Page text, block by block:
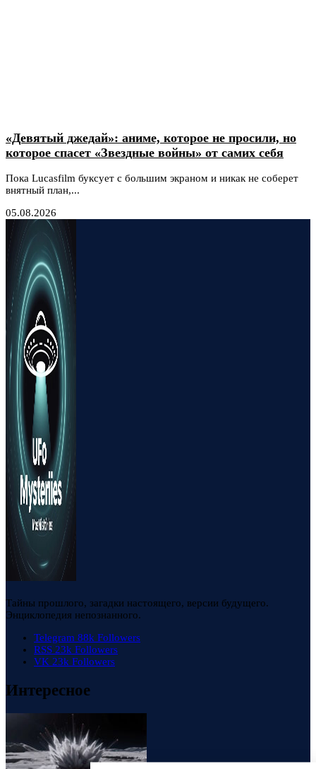
«Девятый джедай»: аниме, которое не просили, но
которое спасет «Звездные войны» от самих себя
Пока Lucasfilm буксует с большим экраном и никак не соберет
внятный план,...
05.08.2026
Тайны прошлого, загадки настоящего, версии будущего.
Энциклопедия непознанного.
Telegram 88k Followers
RSS 23k Followers
VK 23k Followers
Интересное